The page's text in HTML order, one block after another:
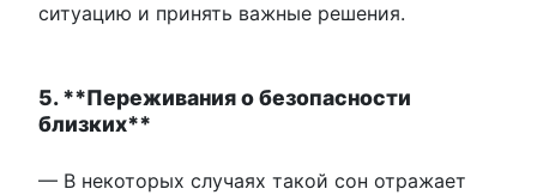
ситуацию и принять важные решения.
5. **Переживания о безопасности
близких**
— В некоторых случаях такой сон отражает